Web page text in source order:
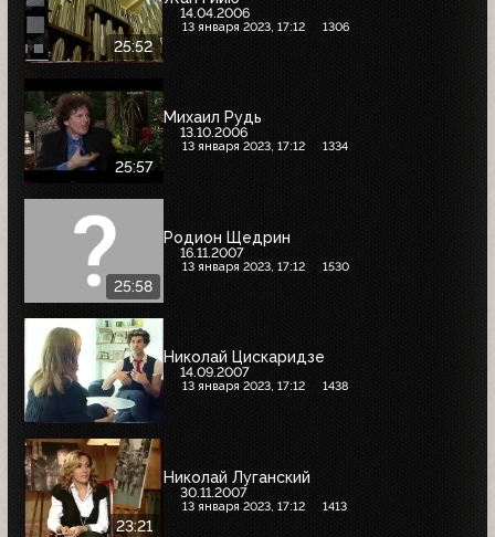
25:52
14.04.2006
13 января 2023, 17:12 1306
25:57
Михаил Рудь
13.10.2006
13 января 2023, 17:12 1334
25:58
Родион Щедрин
16.11.2007
13 января 2023, 17:12 1530
Николай Цискаридзе
14.09.2007
13 января 2023, 17:12 1438
23:21
Николай Луганский
30.11.2007
13 января 2023, 17:12 1413